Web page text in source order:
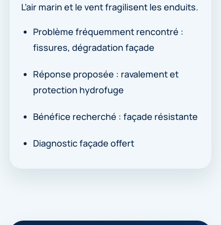
L’air marin et le vent fragilisent les enduits.
Problème fréquemment rencontré :
fissures, dégradation façade
Réponse proposée : ravalement et
protection hydrofuge
Bénéfice recherché : façade résistante
Diagnostic façade offert